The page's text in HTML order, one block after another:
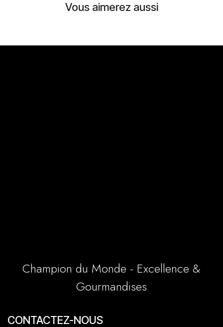
Vous aimerez aussi
CONTACTEZ-NOUS
Champion du Monde - Excellence &
Gourmandises